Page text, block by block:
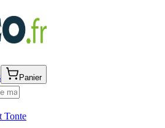
Panier
Tonte